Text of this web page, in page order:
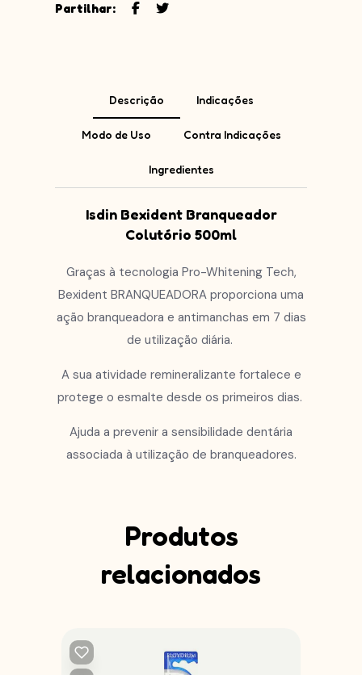
Partilhar:
Descrição Indicações
Modo de Uso Contra Indicações
Ingredientes
Isdin Bexident Branqueador
Colutório 500ml
Graças à tecnologia Pro-Whitening Tech,
Bexident BRANQUEADORA proporciona uma
ação branqueadora e antimanchas em 7 dias
de utilização diária.
A sua atividade remineralizante fortalece e
protege o esmalte desde os primeiros dias.
Ajuda a prevenir a sensibilidade dentária
associada à utilização de branqueadores.
Produtos
relacionados